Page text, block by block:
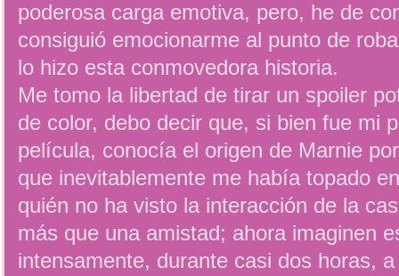
poderosa carga emotiva, pero, he de
consiguió emocionarme al punto de
lo hizo esta conmovedora historia.
Me tomo la libertad de tirar un spoiler
de color, debo decir que, si bien fue mi
película, conocía el origen de Marnie
que inevitablemente me había topado
quién no ha visto la interacción de la
más que una amistad; ahora imaginen
intensamente, durante casi dos horas,